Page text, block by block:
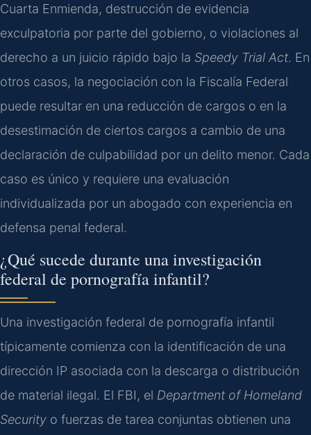
Cuarta Enmienda, destrucción de evidencia
exculpatoria por parte del gobierno, o violaciones al
derecho a un juicio rápido bajo la Speedy Trial Act. En
otros casos, la negociación con la Fiscalía Federal
puede resultar en una reducción de cargos o en la
desestimación de ciertos cargos a cambio de una
declaración de culpabilidad por un delito menor. Cada
caso es único y requiere una evaluación
individualizada por un abogado con experiencia en
defensa penal federal.
¿Qué sucede durante una investigación
federal de pornografía infantil?
Una investigación federal de pornografía infantil
típicamente comienza con la identificación de una
dirección IP asociada con la descarga o distribución
de material ilegal. El FBI, el Department of Homeland
Security o fuerzas de tarea conjuntas obtienen una